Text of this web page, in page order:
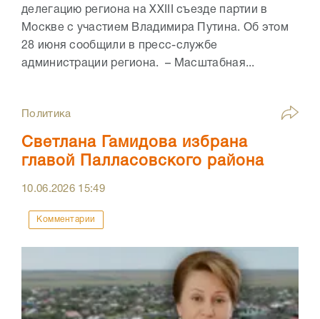
делегацию региона на XXIII съезде партии в
Москве с участием Владимира Путина. Об этом
28 июня сообщили в пресс-службе
администрации региона. – Масштабная...
Политика
Светлана Гамидова избрана
главой Палласовского района
10.06.2026 15:49
Комментарии